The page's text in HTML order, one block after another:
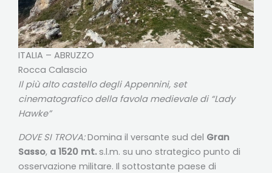
ITALIA – ABRUZZO
Rocca Calascio
Il più alto castello degli Appennini, set
cinematografico della favola medievale di “Lady
Hawke”
DOVE SI TROVA:Domina il versante sud del Gran
Sasso, a 1520 mt. s.l.m. su uno strategico punto di
osservazione militare. Il sottostante paese di